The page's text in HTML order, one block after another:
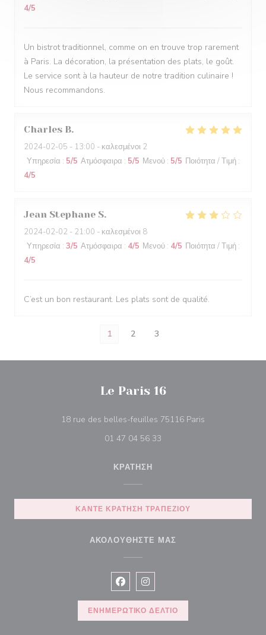
4/5
Un bistrot traditionnel, comme on en trouve trop rarement
à Paris. La décoration, la présentation des plats, le goût.
Le service sont à la hauteur de notre tradition culinaire !
Nous recommandons.
Charles B
2024-02-05 - 13:00 - καλεσμένοι 2
Υπηρεσία : 5/5 Ατμόσφαιρα : 5/5 Μενού : 5/5 Ποιότητα / Τιμή :
4/5
Jean Stephane S
2024-02-02 - 21:00 - καλεσμένοι 8
Υπηρεσία : 3/5 Ατμόσφαιρα : 4/5 Μενού : 4/5 Ποιότητα / Τιμή :
4/5
C’est un bon restaurant. Les plats sont de qualité.
1 2 3
Le Paris 16
18 rue des belles-feuilles 75116 Paris
01 47 04 56 33
ΚΡΆΤΗΣΗ
ΚΆΝΤΕ ΚΡΆΤΗΣΗ ΤΡΑΠΕΖΙΟΎ
ΑΚΟΛΟΥΘΉΣΤΕ ΜΑΣ
Facebook ((ανοίγει σε νέο
Instagram ((ανοίγει σε νέο
ΕΝΗΜΕΡΩΤΙΚΌ ΔΕΛΤΊΟ